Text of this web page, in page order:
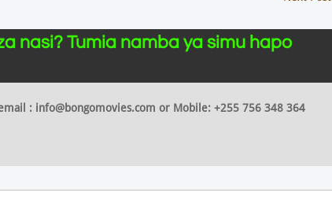
nasi? Tumia namba ya simu hapo
: info@bongomovies.com or Mobile: +255 756 348 364